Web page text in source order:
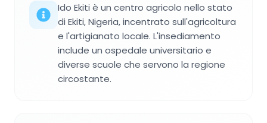
Ido Ekiti è un centro agricolo nello stato
di Ekiti, Nigeria, incentrato sull'agricoltura
e l'artigianato locale. L'insediamento
include un ospedale universitario e
diverse scuole che servono la regione
circostante.